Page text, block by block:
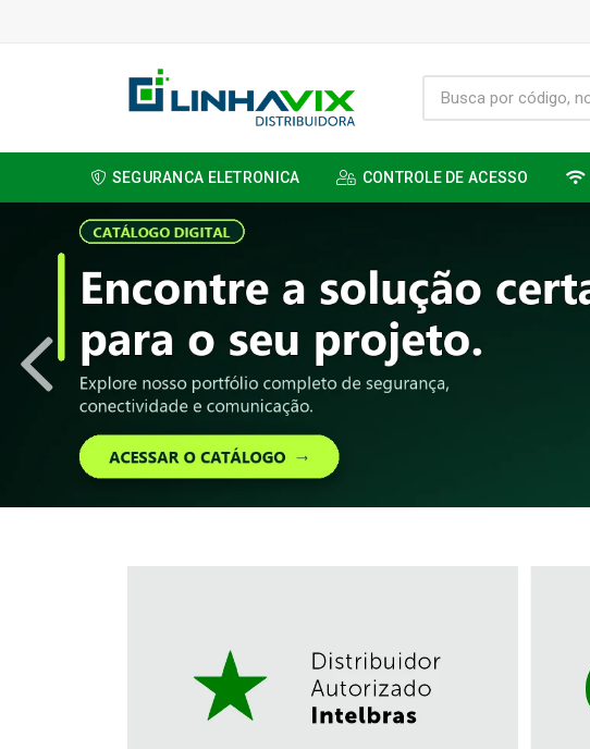
SEGURANCA ELETRONICA CONTROLE DE ACESSO